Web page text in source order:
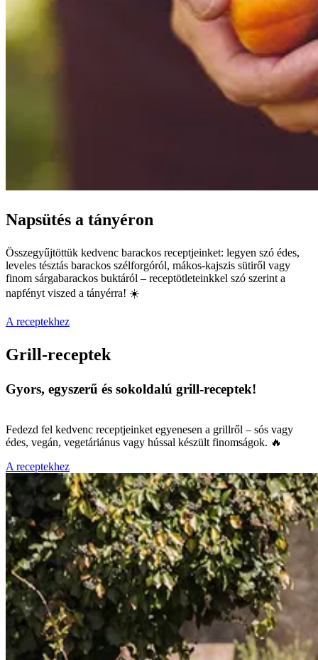
Napsütés a tányéron
Összegyűjtöttük kedvenc barackos receptjeinket: legyen szó édes,
leveles tésztás barackos szélforgóról, mákos-kajszis sütiről vagy
finom sárgabarackos buktáról – receptötleteinkkel szó szerint a
napfényt viszed a tányérra! ☀️
A receptekhez
Grill-receptek
Gyors, egyszerű és sokoldalú grill-receptek!
Fedezd fel kedvenc receptjeinket egyenesen a grillről – sós vagy
édes, vegán, vegetáriánus vagy hússal készült finomságok. 🔥
A receptekhez